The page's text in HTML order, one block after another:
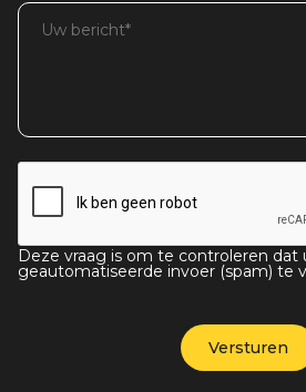
Deze vraag is om te controleren
geautomatiseerde invoer (spam) te